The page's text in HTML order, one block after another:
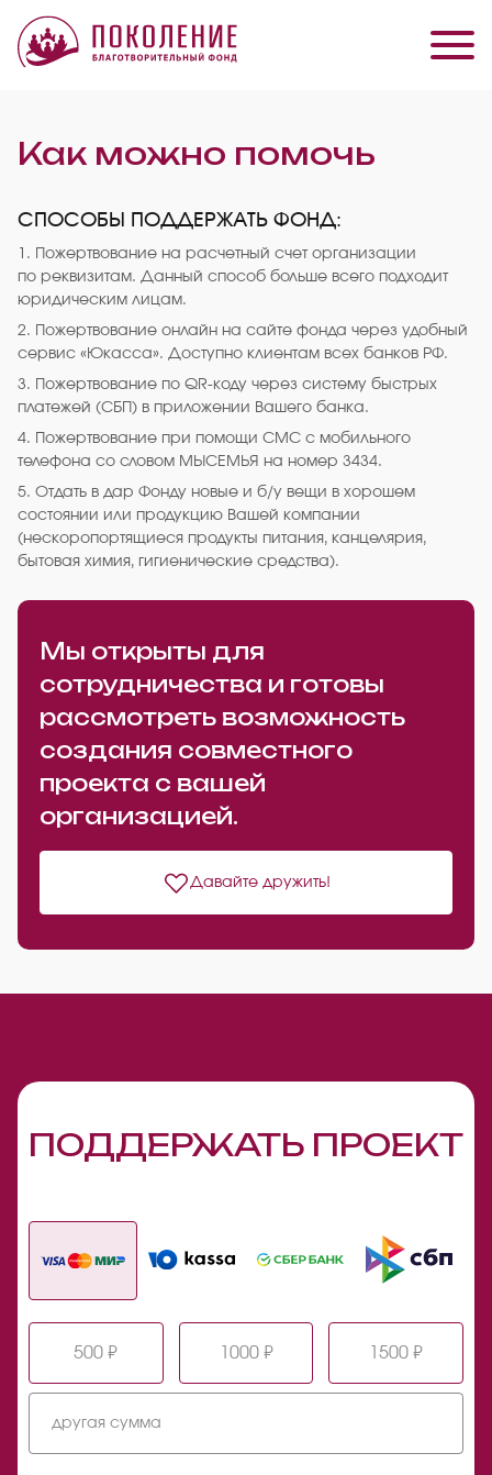
Как можно помочь
СПОСОБЫ ПОДДЕРЖАТЬ ФОНД:
1. Пожертвование на расчетный счет организации
по реквизитам. Данный способ больше всего подходит
юридическим лицам.
2. Пожертвование онлайн на сайте фонда через удобный
сервис «Юкасса». Доступно клиентам всех банков РФ.
3. Пожертвование по QR-коду через систему быстрых
платежей (СБП) в приложении Вашего банка.
4. Пожертвование при помощи СМС с мобильного
телефона со словом МЫСЕМЬЯ на номер 3434.
5. Отдать в дар Фонду новые и б/у вещи в хорошем
состоянии или продукцию Вашей компании
(нескоропортящиеся продукты питания, канцелярия,
бытовая химия, гигиенические средства).
Мы открыты для
сотрудничества и готовы
рассмотреть возможность
создания совместного
проекта с вашей
организацией.
Давайте дружить!
ПОДДЕРЖАТЬ ПРОЕКТ
500 ₽ 1000 ₽ 1500 ₽